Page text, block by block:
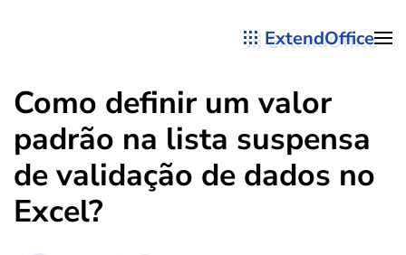
ExtendOffice
Como definir um valor
padrão na lista suspensa
de validação de dados no
Excel?